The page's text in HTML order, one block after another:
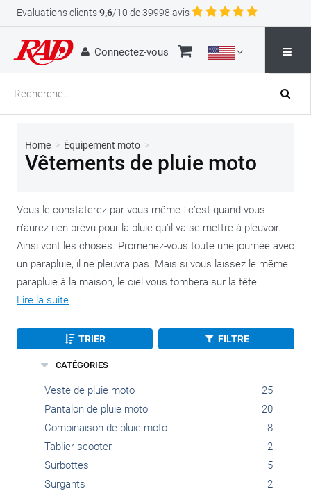
Evaluations clients9,6/10 de 39998 avis
Connectez-vous
Home > Équipement moto >
Vêtements de pluie moto
Vous le constaterez par vous-même : c’est quand vous
n’aurez rien prévu pour la pluie qu’il va se mettre à pleuvoir.
Ainsi vont les choses. Promenez-vous toute une journée avec
un parapluie, il ne pleuvra pas. Mais si vous laissez le même
parapluie à la maison, le ciel vous tombera sur la tête.
Lire la suite
TRIER FILTRE
CATÉGORIES
Veste de pluie moto
25
Pantalon de pluie moto
20
Combinaison de pluie moto
8
Tablier scooter
2
Surbottes
5
Surgants
2